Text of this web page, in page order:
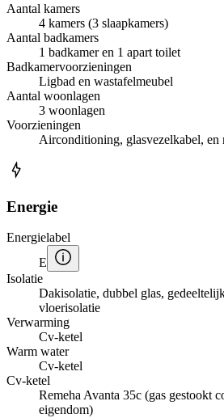
Aantal kamers
4 kamers (3 slaapkamers)
Aantal badkamers
1 badkamer en 1 apart toilet
Badkamervoorzieningen
Ligbad en wastafelmeubel
Aantal woonlagen
3 woonlagen
Voorzieningen
Airconditioning, glasvezelkabel,
Energie
Energielabel
E
Isolatie
Dakisolatie, dubbel glas,
vloerisolatie
Verwarming
Cv-ketel
Warm water
Cv-ketel
Cv-ketel
Remeha Avanta 35c (gas gestookt
eigendom)